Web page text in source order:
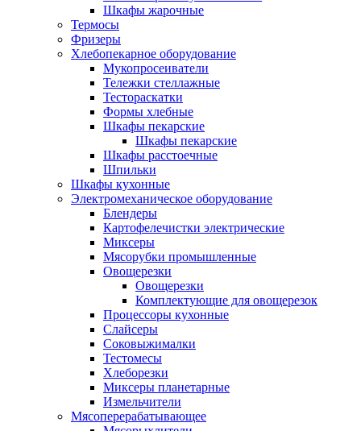
Шкафы жарочные
Термосы
Фризеры
Хлебопекарное оборудование
Мукопросеиватели
Тележки стеллажные
Тестораскатки
Формы хлебные
Шкафы пекарские
Шкафы пекарские
Шкафы расстоечные
Шпильки
Шкафы кухонные
Электромеханическое оборудование
Блендеры
Картофелечистки электрические
Миксеры
Мясорубки промышленные
Овощерезки
Овощерезки
Комплектующие для овощерезок
Процессоры кухонные
Слайсеры
Соковыжималки
Тестомесы
Хлеборезки
Миксеры планетарные
Измельчители
Мясоперерабатывающее